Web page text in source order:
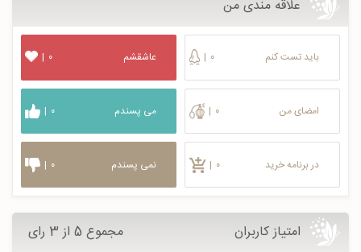
علاقه مندی من
باید تست کنم | ۰
امضای من | ۰
در برنامه خرید | ۰
عاشقشم | ۰
می پسندم | ۰
نمی پسندم | ۰
امتیاز کاربران مجموع 5 از 3 رای